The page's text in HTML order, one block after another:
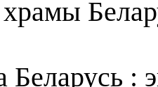
храмы
Беларусь :